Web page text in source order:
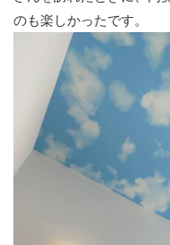
のも楽しかったです。